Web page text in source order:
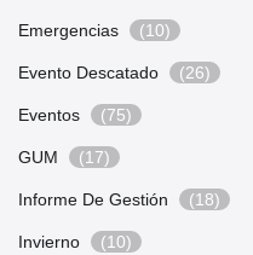
Emergencias (10)
Evento Descatado (26)
Eventos (75)
GUM (17)
Informe De Gestión (18)
Invierno (10)